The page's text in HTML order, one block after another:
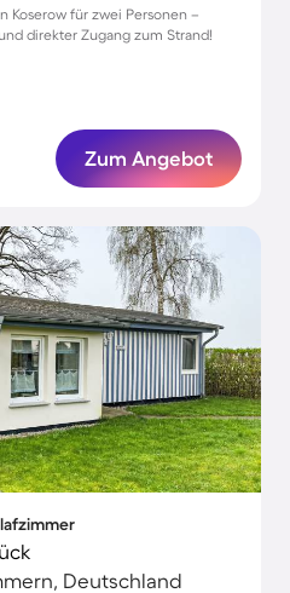
Koserow für zwei Personen –
direkter Zugang zum Strand!
Zum Angebot
Deutschland